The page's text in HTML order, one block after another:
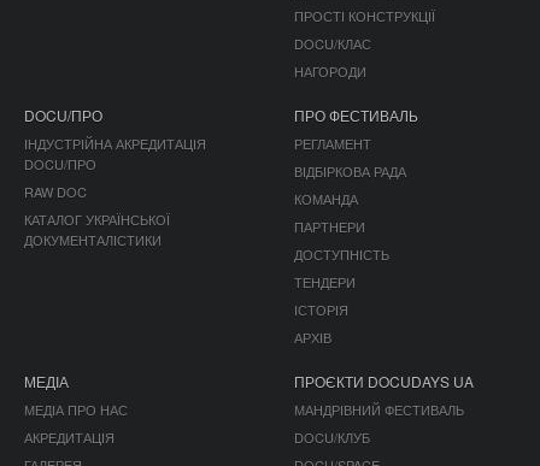
ПРОСТІ КОНСТРУКЦІЇ
DOCU/КЛАС
НАГОРОДИ
DOCU/ПРО
ІНДУСТРІЙНА АКРЕДИТАЦІЯ
DOCU/ПРО
RAW DOC
КАТАЛОГ УКРАЇНСЬКОЇ
ДОКУМЕНТАЛІСТИКИ
ПРО ФЕСТИВАЛЬ
РЕГЛАМЕНТ
ВІДБІРКОВА РАДА
КОМАНДА
ПАРТНЕРИ
ДОСТУПНІСТЬ
ТЕНДЕРИ
ІСТОРІЯ
АРХІВ
МЕДІА
МЕДІА ПРО НАС
АКРЕДИТАЦІЯ
ПРОЄКТИ DOCUDAYS UA
МАНДРІВНИЙ ФЕСТИВАЛЬ
DOCU/КЛУБ